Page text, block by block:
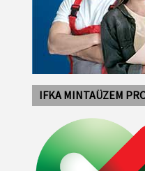
IFKA MINTAÜZEM